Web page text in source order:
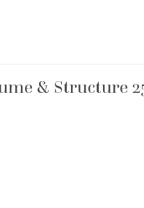
& Structure